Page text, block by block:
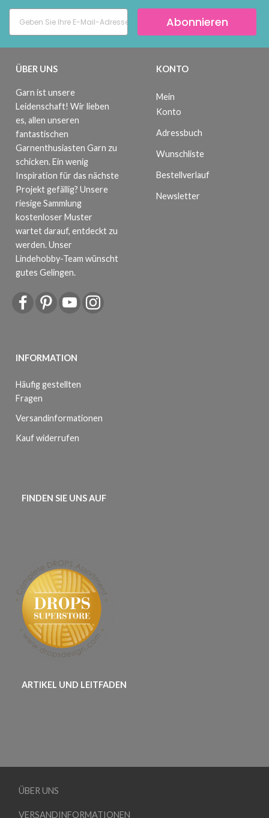
Abonnieren
ÜBER UNS
Garn ist unsere
Leidenschaft! Wir lieben
es, allen unseren
fantastischen
Garnenthusiasten Garn zu
schicken. Ein wenig
Inspiration für das nächste
Projekt gefällig? Unsere
riesige Sammlung
kostenloser Muster
wartet darauf, entdeckt zu
werden. Unser
Lindehobby-Team wünscht
gutes Gelingen.
INFORMATION
Häufig gestellten
Fragen
Versandinformationen
Kauf widerrufen
KONTO
Mein
Konto
Adressbuch
Wunschliste
Bestellverlauf
Newsletter
FINDEN SIE UNS AUF
ARTIKEL UND LEITFADEN
ÜBER UNS
VERSANDINFORMATIONEN